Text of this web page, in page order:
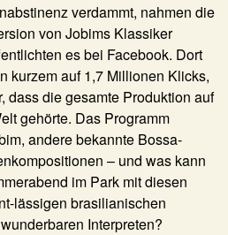
verdammt, nahmen die
von Jobims Klassiker
es bei Facebook. Dort
kurzem auf 1,7 Millionen Klicks,
dass die gesamte Produktion auf
gehörte. Das Programm
andere bekannte Bossa-
– und was kann
im Park mit diesen
lässigen brasilianischen
Interpreten?